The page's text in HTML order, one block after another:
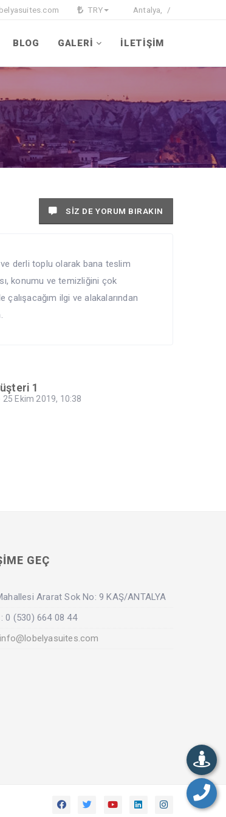
TRY Antalya, /
BLOG GALERİ İLETİŞİM
SİZ DE YORUM BIRAKIN
derli toplu olarak bana teslim
konumu ve temizliğini çok
ilgi ve alakalarından
1
25 Ekim 2019, 10:38
GEÇ
Ararat Sok No: 9 KAŞ/ANTALYA
0 (530) 664 08 44
info@lobelyasuites.com